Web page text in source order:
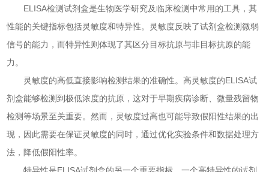
ELISA检测试剂盒是生物医学研究及临床检测中常用的工具，其
性能的关键指标包括灵敏度和特异性。灵敏度反映了试剂盒检测微弱
信号的能力，而特异性则体现了其区分目标抗原与非目标抗原的能
力。
灵敏度的高低直接影响检测结果的准确性。高灵敏度的ELISA试
剂盒能够检测到极低浓度的抗原，这对于早期疾病诊断、微量残留物
检测等场景至关重要。然而，灵敏度过高也可能导致假阳性结果的出
现，因此需要在保证灵敏度的同时，通过优化实验条件和数据处理方
法，降低假阳性率。